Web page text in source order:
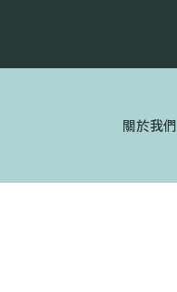
關於我們